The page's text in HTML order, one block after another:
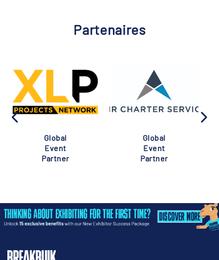
Partenaires
Global
Event
Partner
Global
Event
Partner